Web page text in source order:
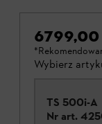
6799,00
Wybierz
TS 500i-A
Nr art.